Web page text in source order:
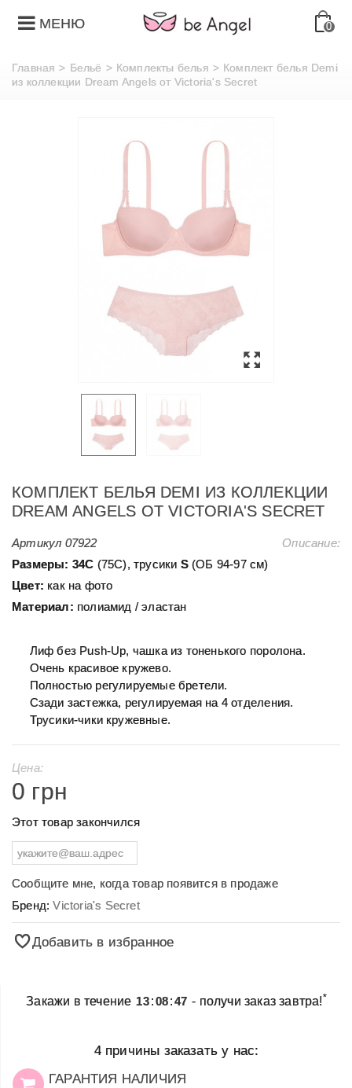
МЕНЮ 0
Главная > Бельё > Комплекты белья > Комплект белья Demi
из коллекции Dream Angels от Victoria's Secret
КОМПЛЕКТ БЕЛЬЯ DEMI ИЗ КОЛЛЕКЦИИ
DREAM ANGELS ОТ VICTORIA'S SECRET
Артикул 07922
Описание:
Размеры: 34С (75С), трусики S(ОБ 94-97 см)
Цвет: как на фото
Материал: полиамид / эластан
Лиф без Push-Up, чашка из тоненького поролона.
Очень красивое кружево.
Полностью регулируемые бретели.
Сзади застежка, регулируемая на 4 отделения.
Трусики-чики кружевные.
Цена:
0 грн
Этот товар закончился
Сообщите мне, когда товар появится в продаже
Бренд:Victoria's Secret
Добавить в избранное
Закажи в течение 13:08:47 - получи заказ завтра!*
4 причины заказать у нас:
ГАРАНТИЯ НАЛИЧИЯ